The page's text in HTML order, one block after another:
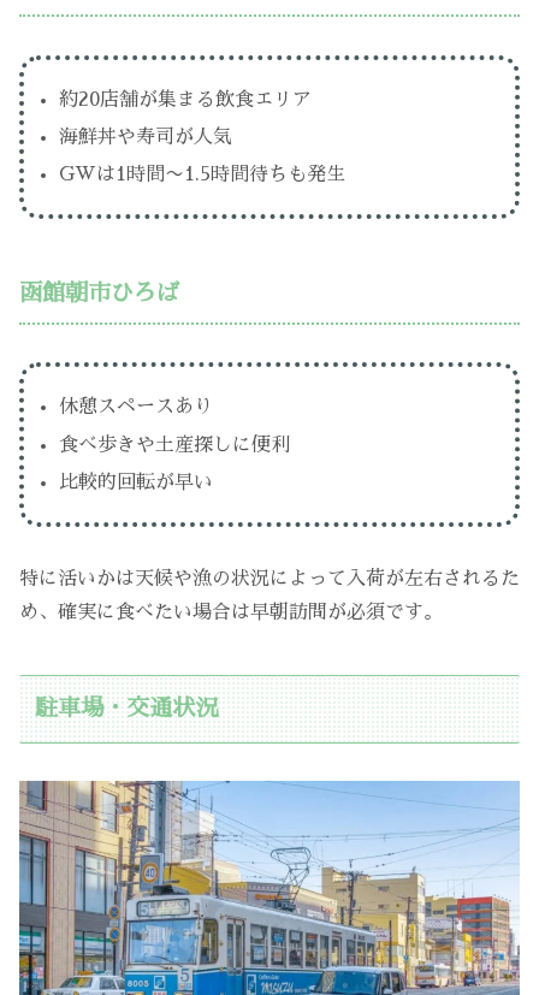
約20店舗が集まる飲食エリア
海鮮丼や寿司が人気
GWは1時間〜1.5時間待ちも発生
函館朝市ひろば
休憩スペースあり
食べ歩きや土産探しに便利
比較的回転が早い
特に活いかは天候や漁の状況によって入荷が左右されるた
め、確実に食べたい場合は早朝訪問が必須です。
駐車場・交通状況